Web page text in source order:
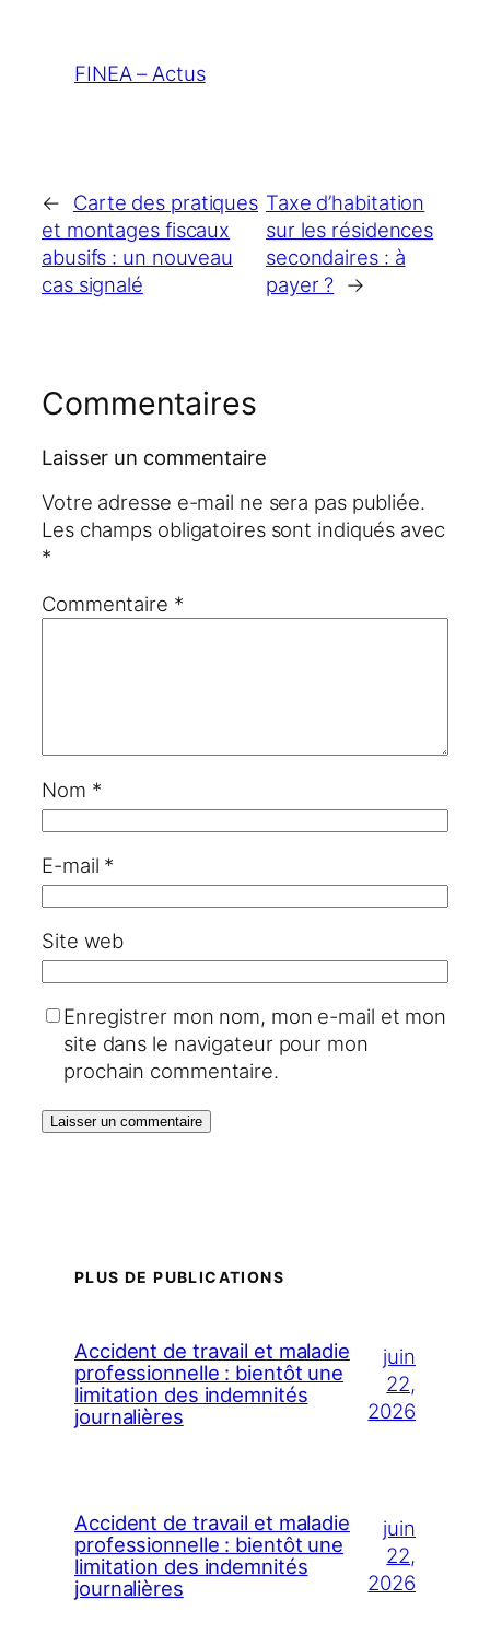
FINEA – Actus
←
Carte des pratiques
et montages fiscaux
abusifs : un nouveau
cas signalé
Taxe d’habitation
sur les résidences
secondaires : à
payer ? →
Commentaires
Laisser un commentaire
Votre adresse e-mail ne sera pas publiée.
Les champs obligatoires sont indiqués avec
*
Commentaire *
Nom *
E-mail *
Site web
Enregistrer mon nom, mon e-mail et mon
site dans le navigateur pour mon
prochain commentaire.
PLUS DE PUBLICATIONS
Accident de travail et maladie
professionnelle : bientôt une
limitation des indemnités
journalières
juin
22,
2026
Accident de travail et maladie
professionnelle : bientôt une
limitation des indemnités
journalières
juin
22,
2026